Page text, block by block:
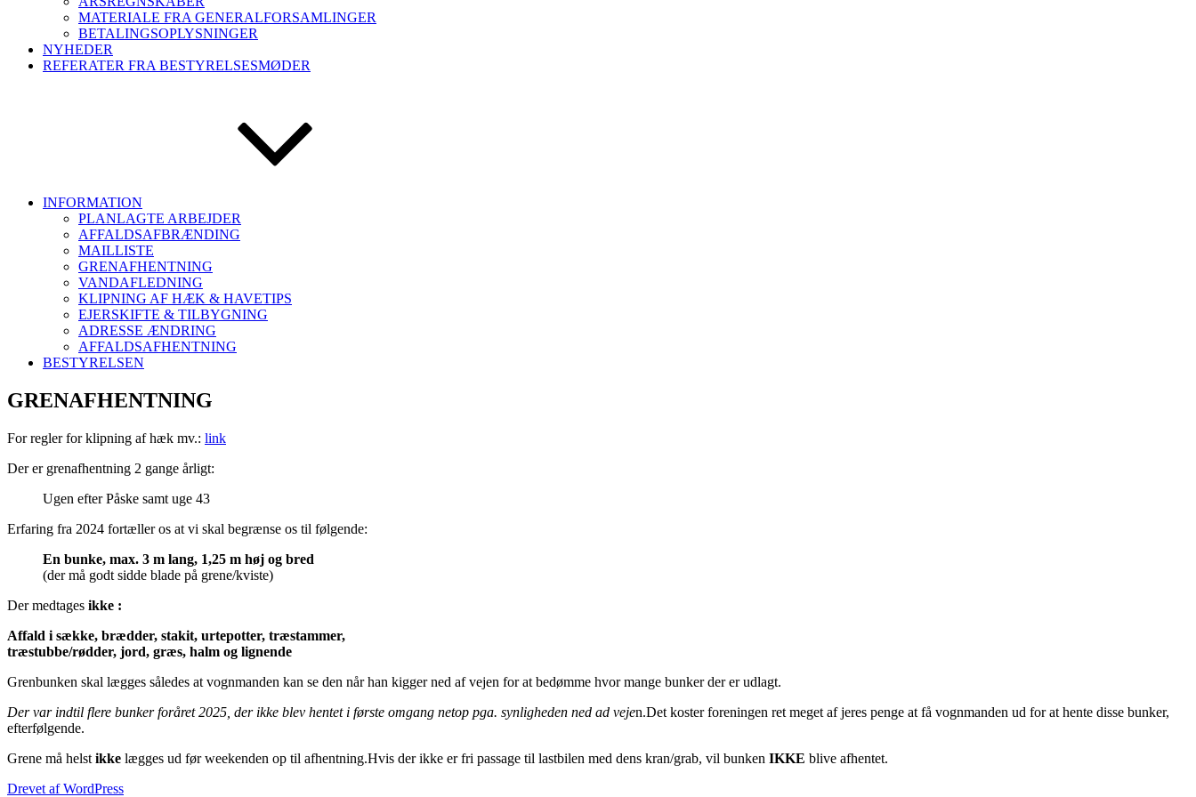
MATERIALE FRA GENERALFORSAMLINGER
BETALINGSOPLYSNINGER
NYHEDER
REFERATER FRA BESTYRELSESMØDER
INFORMATION
PLANLAGTE ARBEJDER
AFFALDSAFBRÆNDING
MAILLISTE
GRENAFHENTNING
VANDAFLEDNING
KLIPNING AF HÆK & HAVETIPS
EJERSKIFTE & TILBYGNING
ADRESSE ÆNDRING
AFFALDSAFHENTNING
BESTYRELSEN
GRENAFHENTNING
For regler for klipning af hæk mv.: link
Der er grenafhentning 2 gange årligt:
Ugen efter Påske samt uge 43
Erfaring fra 2024 fortæller os at vi skal begrænse os til følgende:
En bunke, max. 3 m lang, 1,25 m høj og bred
(der må godt sidde blade på grene/kviste)
Der medtages ikke :
Affald i sække, brædder, stakit, urtepotter, træstammer,
træstubbe/rødder, jord, græs, halm og lignende
Grenbunken skal lægges således at vognmanden kan se den når han kigger ned af vejen for at bedømme hvor mange bunker der er udlagt.
Der var indtil flere bunker foråret 2025, der ikke blev hentet i første omgang netop pga. synligheden ned ad vejen.Det koster foreningen ret meget af jeres penge at få vognmanden ud for at hente disse bunker,
efterfølgende.
Grene må helst ikke lægges ud før weekenden op til afhentning.Hvis der ikke er fri passage til lastbilen med dens kran/grab, vil bunken IKKE blive afhentet.
Drevet af WordPress